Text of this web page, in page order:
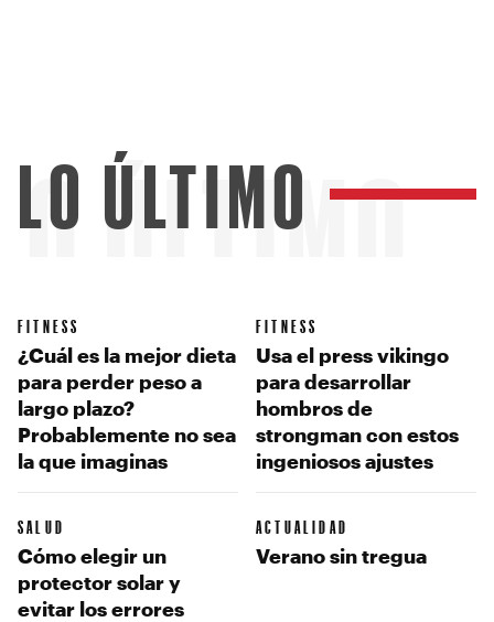
ÚLTIMO
LO ÚLTIMO
FITNESS
¿Cuál es la mejor dieta
para perder peso a
largo plazo?
Probablemente no sea
la que imaginas
FITNESS
Usa el press vikingo
para desarrollar
hombros de
strongman con estos
ingeniosos ajustes
SALUD
Cómo elegir un
protector solar y
evitar los errores
ACTUALIDAD
Verano sin tregua